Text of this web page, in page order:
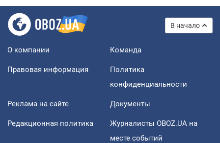
В начало
О компании Команда
Правовая информация
Политика
конфиденциальности
Реклама на сайте Документы
Редакционная политика
Журналисты OBOZ.UA на
месте событий